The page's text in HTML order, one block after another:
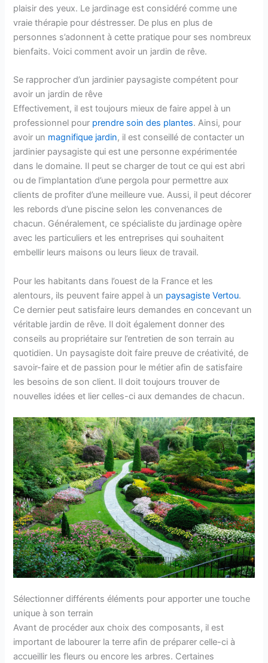
plaisir des yeux. Le jardinage est considéré comme une
vraie thérapie pour déstresser. De plus en plus de
personnes s’adonnent à cette pratique pour ses nombreux
bienfaits. Voici comment avoir un jardin de rêve.
Se rapprocher d’un jardinier paysagiste compétent pour
avoir un jardin de rêve
Effectivement, il est toujours mieux de faire appel à un
professionnel pour prendre soin des plantes. Ainsi, pour
avoir un magnifique jardin, il est conseillé de contacter un
jardinier paysagiste qui est une personne expérimentée
dans le domaine. Il peut se charger de tout ce qui est abri
ou de l’implantation d’une pergola pour permettre aux
clients de profiter d’une meilleure vue. Aussi, il peut décorer
les rebords d’une piscine selon les convenances de
chacun. Généralement, ce spécialiste du jardinage opère
avec les particuliers et les entreprises qui souhaitent
embellir leurs maisons ou leurs lieux de travail.
Pour les habitants dans l’ouest de la France et les
alentours, ils peuvent faire appel à un paysagiste Vertou.
Ce dernier peut satisfaire leurs demandes en concevant un
véritable jardin de rêve. Il doit également donner des
conseils au propriétaire sur l’entretien de son terrain au
quotidien. Un paysagiste doit faire preuve de créativité, de
savoir-faire et de passion pour le métier afin de satisfaire
les besoins de son client. Il doit toujours trouver de
nouvelles idées et lier celles-ci aux demandes de chacun.
Sélectionner différents éléments pour apporter une touche
unique à son terrain
Avant de procéder aux choix des composants, il est
important de labourer la terre afin de préparer celle-ci à
accueillir les fleurs ou encore les arbres. Certaines